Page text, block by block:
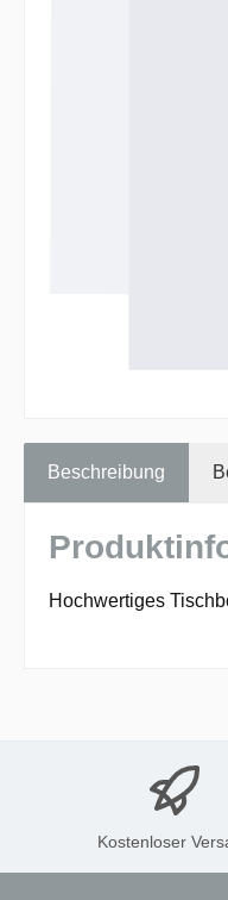
Beschreibung
Hochwertiges
Kostenloser